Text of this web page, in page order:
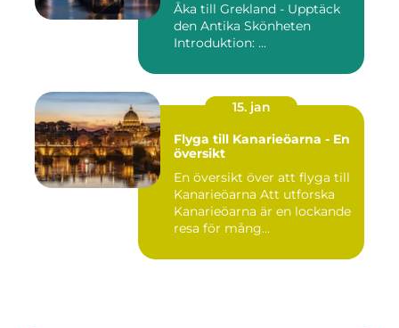
Åka till Grekland - Upptäck
den Antika Skönheten
Introduktion: ...
15. jan
Flyga till Kanarieöarna - En
översikt
En översikt över att flyga till
Kanarieöarna Att utforska
Kanarieöarna är en lockande
resa för mång...